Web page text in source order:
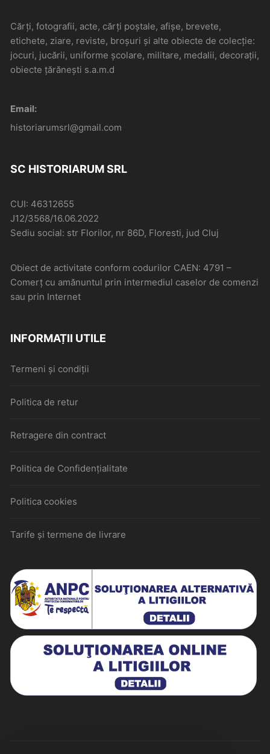
Cărți, fotografii, acte, cărți poștale, afișe, brevete,
etichete, ziare, reviste, broșuri și alte obiecte de colecție:
jocuri, jucării, uniforme școlare, militare, medalii, decorații,
obiecte țărănești s.a.m.d
Email:
historiarumsrl@gmail.com
SC HISTORIARUM SRL
CUI: 46312655
J12/3568/16.06.2022
Sediu social: str Florilor, nr 86D, Floresti, jud Cluj
Obiect de activitate conform codurilor CAEN: 4791 –
Comerţ cu amănuntul prin intermediul caselor de comenzi
sau prin Internet
INFORMAȚII UTILE
Termeni și condiții
Politica de retur
Retragere din contract
Politica de Confidențialitate
Politica cookies
Tarife și termene de livrare